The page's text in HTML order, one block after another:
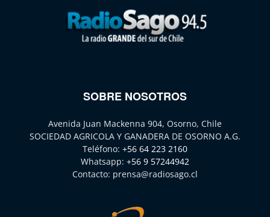
SOBRE NOSOTROS
Avenida Juan Mackenna 904, Osorno, Chile
SOCIEDAD AGRICOLA Y GANADERA DE OSORNO A.G.
Teléfono: +56 64 223 2160
Whatsapp: +56 9 57244942
Contacto: prensa@radiosago.cl